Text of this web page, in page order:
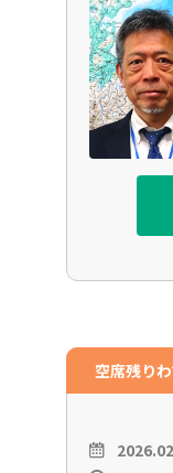
空席残り